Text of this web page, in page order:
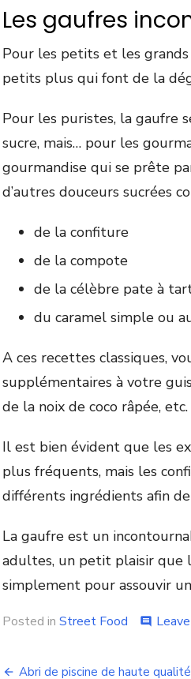
Les gaufres
Pour les petits et les
petits plus qui font de la
Pour les puristes, la gaufre
sucre, mais… pour les
gourmandise qui se prête
d’autres douceurs sucrées
de la confiture
de la compote
de la célèbre pate à
du caramel simple ou
A ces recettes classiques,
supplémentaires à votre
de la noix de coco râpée, etc.
Il est bien évident que les
plus fréquents, mais les
différents ingrédients afin
La gaufre est un
adultes, un petit plaisir que
simplement pour assouvir
Posted in Street Food comment
Abri de piscine de haute